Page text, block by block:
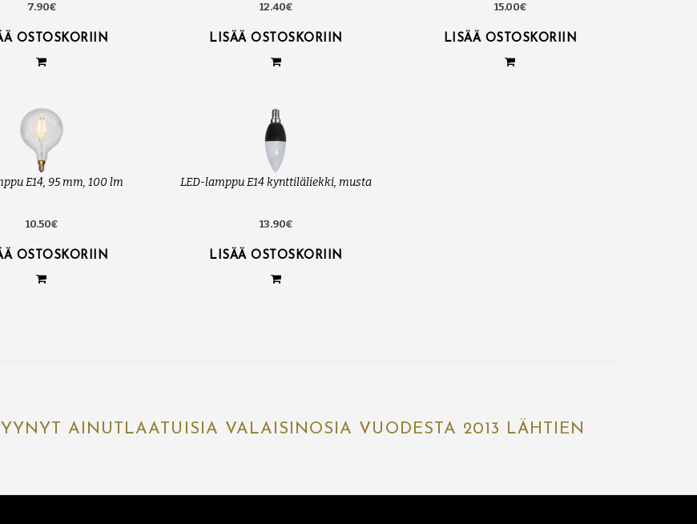
7.90€
OSTOSKORIIN
12.40€
LISÄÄ OSTOSKORIIN
15.00€
LISÄÄ OSTOSKORIIN
E14, 95 mm, 100 lm
10.50€
OSTOSKORIIN
LED-lamppu E14 kynttiläliekki, musta
13.90€
LISÄÄ OSTOSKORIIN
AINUTLAATUISIA VALAISINOSIA VUODESTA 2013 LÄHTIEN